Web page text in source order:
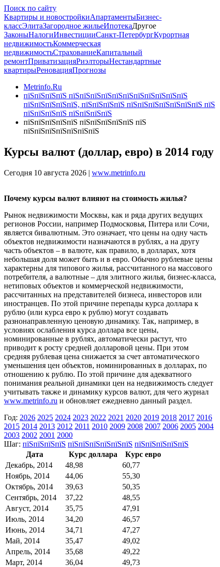
Поиск по сайту
Квартиры и новостройкиАпартаментыБизнес-
классЭлитаЗагородное жильеИпотекаДругое
ЗаконыНалогиИнвестицииСанкт-ПетербургКурортная
недвижимостьКоммерческая
недвижимостьСтрахованиеКапитальный
ремонтПриватизацияРиэлторыНестандартные
квартирыРеновацияПрогнозы
Metrinfo.Ru
пїЅпїЅпїЅпїЅ пїЅпїЅпїЅпїЅпїЅпїЅпїЅпїЅпїЅпїЅпїЅ
пїЅпїЅпїЅпїЅпїЅ, пїЅпїЅпїЅпїЅ пїЅпїЅпїЅпїЅпїЅпїЅпїЅ пїЅ
пїЅпїЅпїЅпїЅ пїЅпїЅпїЅпїЅ
пїЅпїЅпїЅпїЅпїЅ пїЅпїЅпїЅпїЅпїЅ пїЅ
пїЅпїЅпїЅпїЅпїЅпїЅпїЅ
Курсы валют (доллар, евро) в 2014 году
Сегодня 10 августа 2026 | www.metrinfo.ru
Почему курсы валют влияют на стоимость жилья?
Рынок недвижимости Москвы, как и ряда других ведущих
регионов России, например Подмосковья, Питера или Сочи,
является бивалютным. Это означает, что цены на одну часть
объектов недвижимости назначаются в рублях, а на другу
часть объектов – в валюте, как правило, в долларах, хотя
небольшая доля может быть и в евро. Обычно рублевые цены
характерны для типового жилья, рассчитанного на массового
потребителя, а валютные – для элитного жилья, бизнес-класса,
нетиповых объектов и коммерческой недвижимости,
рассчитанных на представителей бизнеса, инвесторов или
иностранцев. По этой причине перепады курса доллара к
рублю (или курса евро к рублю) могут создавать
разнонаправленную ценовую динамику. Так, например, в
условиях ослабления курса доллара все цены,
номинированные в рублях, автоматически растут, что
приводит к росту средней долларовой цены. При этом
средняя рублевая цена снижается за счет автоматического
уменьшения цен объектов, номинированных в долларах, по
отношению к рублю. По этой причине для адекватного
понимания реальной динамики цен на недвижимость следует
учитывать также и динамику курсов валют, для чего журнал
www.metrinfo.ru и обновляет ежедневно данный раздел.
Год: 2026 2025 2024 2023 2022 2021 2020 2019 2018 2017 2016
2015 2014 2013 2012 2011 2010 2009 2008 2007 2006 2005 2004
2003 2002 2001 2000
Шаг: пїЅпїЅпїЅпїЅ пїЅпїЅпїЅпїЅпїЅпїЅ пїЅпїЅпїЅпїЅпїЅ
Дата
Курс доллара
Курс евро
Декабрь, 2014
48,98
60,77
Ноябрь, 2014
44,06
55,30
Октябрь, 2014
39,63
50,35
Сентябрь, 2014
37,22
48,55
Август, 2014
35,75
47,91
Июль, 2014
34,20
46,57
Июнь, 2014
34,71
47,27
Май, 2014
35,47
49,02
Апрель, 2014
35,68
49,22
Март, 2014
36,04
49,73